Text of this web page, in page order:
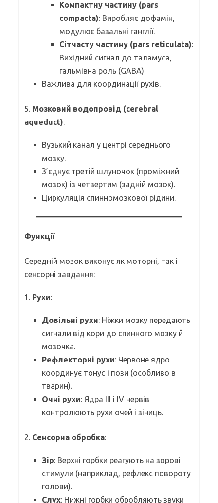
Компактну частину (pars
compacta): Виробляє дофамін,
модулює базальні ганглії.
Сітчасту частину (pars reticulata):
Вихідний сигнал до таламуса,
гальмівна роль (GABA).
Важлива для координації рухів.
5. Мозковий водопровід (cerebral
aqueduct):
Вузький канал у центрі середнього
мозку.
З’єднує третій шлуночок (проміжний
мозок) із четвертим (задній мозок).
Циркуляція спинномозкової рідини.
Функції
Середній мозок виконує як моторні, так і
сенсорні завдання:
1. Рухи:
Довільні рухи: Ніжки мозку передають
сигнали від кори до спинного мозку й
мозочка.
Рефлекторні рухи: Червоне ядро
координує тонус і пози (особливо в
тварин).
Очні рухи: Ядра III і IV нервів
контролюють рухи очей і зіниць.
2. Сенсорна обробка:
Зір: Верхні горбки реагують на зорові
стимули (наприклад, рефлекс повороту
голови).
Слух: Нижні горбки обробляють звуки